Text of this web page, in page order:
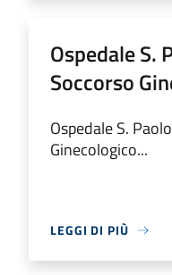
Ospedale S.
Soccorso
Ospedale S.
Ginecologico...
LEGGI DI PIÙ